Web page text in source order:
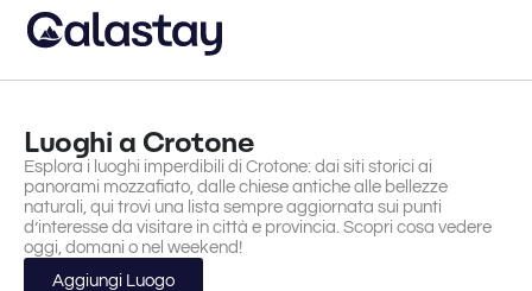
Luoghi a Crotone
Esplora i luoghi imperdibili di Crotone: dai siti storici ai
panorami mozzafiato, dalle chiese antiche alle bellezze
naturali, qui trovi una lista sempre aggiornata sui punti
d’interesse da visitare in città e provincia. Scopri cosa vedere
oggi, domani o nel weekend!
Aggiungi Luogo